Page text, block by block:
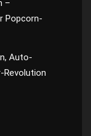
–
Popcorn-
Auto-
Revolution